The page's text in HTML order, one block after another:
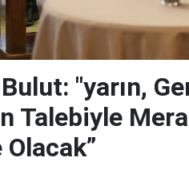
"yarın,
Talebiyle